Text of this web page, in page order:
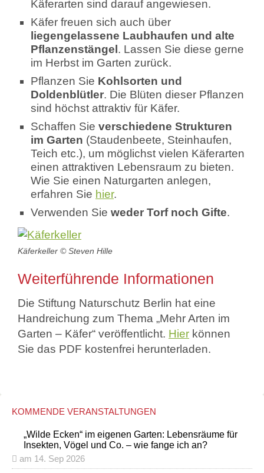
Käferarten sind darauf angewiesen.
Käfer freuen sich auch über
liegengelassene Laubhaufen und alte
Pflanzenstängel . Lassen Sie diese gerne
im Herbst im Garten zurück.
Pflanzen Sie Kohlsorten und
Doldenblütler. Die Blüten dieser Pflanzen
sind höchst attraktiv für Käfer.
Schaffen Sie verschiedene Strukturen
im Garten (Staudenbeete, Steinhaufen,
Teich etc.), um möglichst vielen Käferarten
einen attraktiven Lebensraum zu bieten.
Wie Sie einen Naturgarten anlegen,
erfahren Sie hier.
Verwenden Sie weder Torf noch Gifte.
Käferkeller © Steven Hille
Weiterführende Informationen
Die Stiftung Naturschutz Berlin hat eine
Handreichung zum Thema „Mehr Arten im
Garten – Käfer“ veröffentlicht. Hier können
Sie das PDF kostenfrei herunterladen.
KOMMENDE VERANSTALTUNGEN
„Wilde Ecken“ im eigenen Garten: Lebensräume für
Insekten, Vögel und Co. – wie fange ich an?
am 14. Sep 2026